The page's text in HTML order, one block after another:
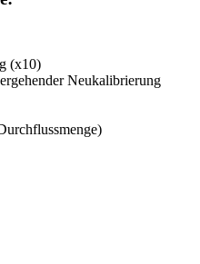
(x10)
Neukalibrierung